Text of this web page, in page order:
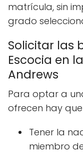
matrícula, sin
grado
Solicitar las
Escocia en
Andrews
Para optar a
ofrecen hay
Tener la
miembro